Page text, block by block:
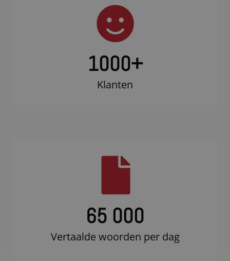
1000+
Klanten
65 000
Vertaalde woorden per dag